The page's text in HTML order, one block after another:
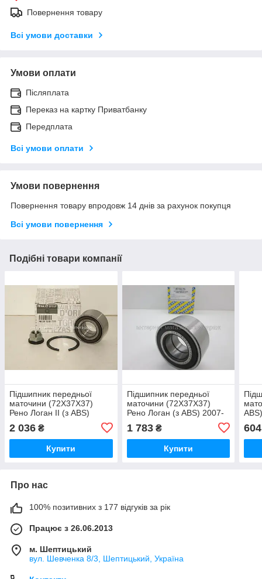
Повернення товару
Всі умови доставки
Умови оплати
Післяплата
Переказ на картку Приватбанку
Передплата
Всі умови оплати
Умови повернення
Повернення товару впродовж 14 днів за рахунок покупця
Всі умови повернення
Подібні товари компанії
Підшипник передньої
маточини (72X37X37)
Рено Логан II (з ABS)
2012-> Renault (Оригінал)
402102977R
2 036 ₴
Купити
Підшипник передньої
маточини (72X37X37)
Рено Логан (з ABS) 2007-
R15575
1 783₴
Купити
604
Про нас
100% позитивних з 177 відгуків за рік
Працює з 26.06.2013
м. Шептицький
вул. Шевченка 8/3, Шептицький, Україна